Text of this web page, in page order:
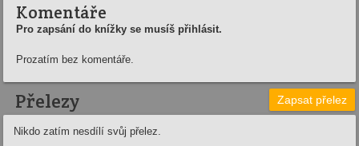
Komentáře
Pro zapsání do knížky se musíš přihlásit.
Prozatím bez komentáře.
Přelezy Zapsat přelez
Nikdo zatím nesdílí svůj přelez.